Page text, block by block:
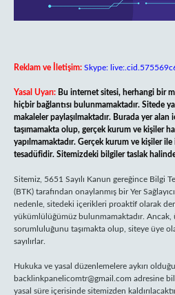
Reklam ve İletişim: Skype:
Yasal Uyarı: Bu internet sitesi, herhangi bir
hiçbir bağlantısı bulunmamaktadır. Sitede
makaleler paylaşılmaktadır. Burada yer
taşımamakta olup, gerçek kurum ve kişiler
yapılmamaktadır. Gerçek kurum ve kişiler
tesadüfidir. Sitemizdeki bilgiler taslak
Sitemiz, 5651 Sayılı Kanun gereğince Bilgi
(BTK) tarafından onaylanmış bir Yer
nedenle, sitedeki içerikleri proaktif olarak
yükümlülüğümüz bulunmamaktadır. Ancak,
sorumluluğunu taşımakta olup, siteye üye
sayılırlar.
Hukuka ve yasal düzenlemelere aykırı
backlinkpanelicomtr@gmail.com adresine
yasal süre içerisinde sitemizden